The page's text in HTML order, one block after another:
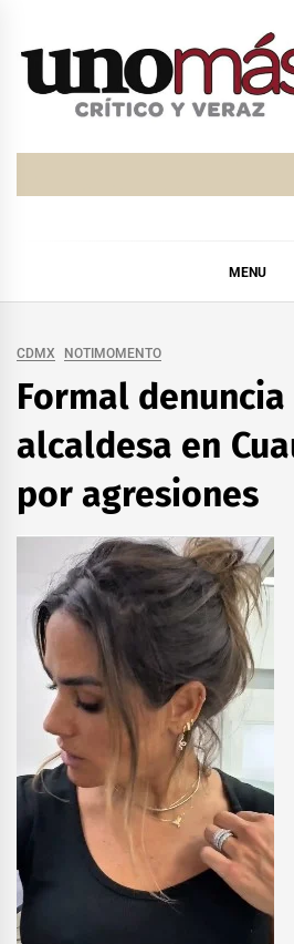
MENU
CDMX NOTIMOMENTO
Formal denuncia
alcaldesa en
por agresiones